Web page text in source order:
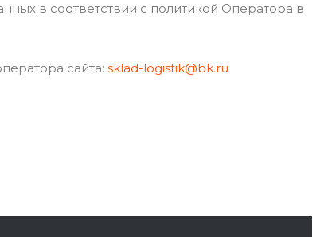
в соответствии с политикой Оператора в
сайта: sklad-logistik@bk.ru